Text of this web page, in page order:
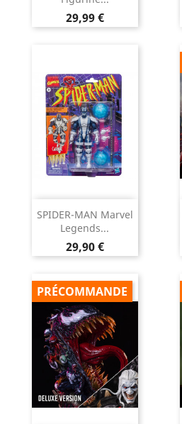
Prix
29,99 €
SPIDER-MAN Marvel
Legends...
Prix
29,90 €
PRÉCOMMANDE